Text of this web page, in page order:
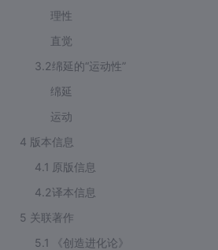
理性
直觉
3.2绵延的“运动性”
绵延
运动
4 版本信息
4.1 原版信息
4.2译本信息
5 关联著作
5.1
《创造进化论》